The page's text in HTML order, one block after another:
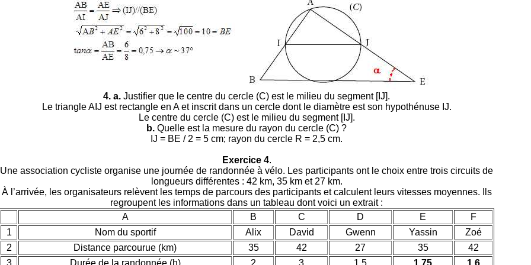
4. a. Justifier que le centre du cercle (C) est le milieu du segment [IJ].
Le triangle AIJ est rectangle en A et inscrit dans un cercle dont le diamètre est son hypothénuse IJ.
Le centre du cercle (C) est le milieu du segment [IJ].
b. Quelle est la mesure du rayon du cercle (C) ?
IJ = BE / 2 = 5 cm; rayon du cercle R = 2,5 cm.
Exercice 4.
Une association cycliste organise une journée de randonnée à vélo. Les participants ont le choix entre trois circuits de
longueurs différentes : 42 km, 35 km et 27 km.
À l’arrivée, les organisateurs relèvent les temps de parcours des participants et calculent leurs vitesses moyennes. Ils
regroupent les informations dans un tableau dont voici un extrait :
A
B C D E
F
1
Nom du sportif Alix David Gwenn Yassin
Zoé
2
Distance parcourue (km) 35 42 27 35
42
3
Durée de la randonnée (h) 2 3 1,5 1,75 1,6